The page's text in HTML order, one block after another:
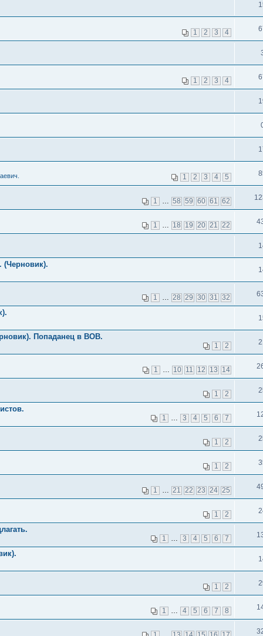
1 2 3 4
1 2 3 4
1 2 3 4 5
1 … 58 59 60 61 62
1 … 18 19 20 21 22
(Черновик).
1 … 28 29 30 31 32
Попаданец в ВОВ.
1 2
1 … 10 11 12 13 14
1 2
1 … 3 4 5 6 7
1 2
1 2
1 … 21 22 23 24 25
1 2
1 … 3 4 5 6 7
1 2
1 … 4 5 6 7 8